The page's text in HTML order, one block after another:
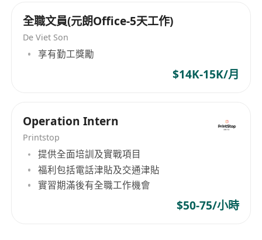
全職文員(元朗Office-5天工作)
De Viet Son
享有勤工獎勵
$14K-15K/月
Operation Intern
Printstop
提供全面培訓及實戰項目
福利包括電話津貼及交通津貼
實習期滿後有全職工作機會
$50-75/小時